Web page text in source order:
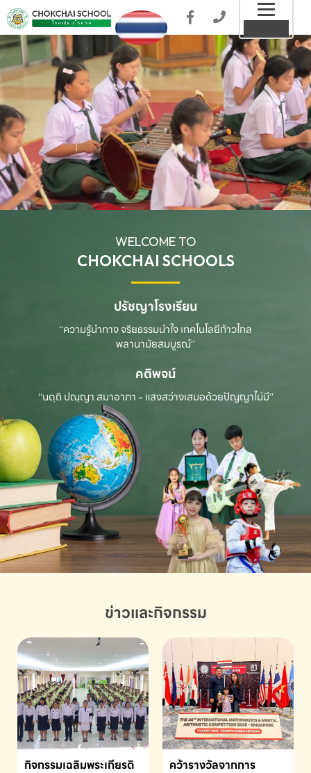
WELCOME TO
CHOKCHAI SCHOOLS
ปรัชญาโรงเรียน
“ความรู้นำทาง จริยธรรมนำใจ เทคโนโลยีก้าวไกล
พลานามัยสมบูรณ์”
คติพจน์
“นตฺถิ ปณฺญา สมาอาภา - แสงสว่างเสมอด้วยปัญญาไม่มี”
ข่าวและกิจกรรม
กิจกรรมเฉลิมพระเกียรติ
คว้ารางวัลจากการ